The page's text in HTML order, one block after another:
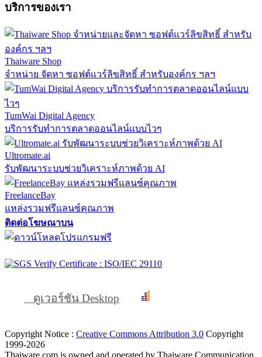
บริการของเรา
Thaiware Shop
จำหน่าย จัดหา ซอฟต์แวร์ลิขสิทธิ์ สำหรับองค์กร ฯลฯ
TumWai Digital Agency
บริการรับทำการตลาดออนไลน์แบบไวๆ
Ultromate.ai
รับพัฒนาระบบช่วยวิเคราะห์ภาพด้วย AI
FreelanceBay
แหล่งรวมฟรีแลนซ์คุณภาพ
ติดต่อโฆษณาบน
ดูเวอร์ชัน Desktop
Copyright Notice : Creative Commons Attribution 3.0 Copyright
1999-2026
Thaiware.com is owned and operated by Thaiware Communication